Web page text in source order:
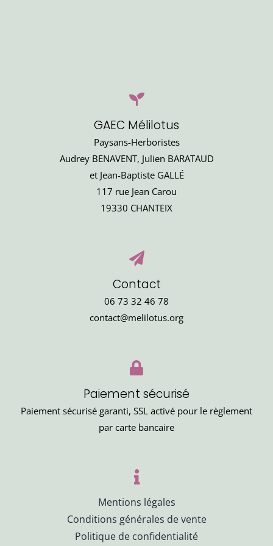
GAEC Mélilotus
Paysans-Herboristes
Audrey BENAVENT, Julien BARATAUD
et Jean-Baptiste GALLÉ
117 rue Jean Carou
19330 CHANTEIX
Contact
06 73 32 46 78
contact@melilotus.org
Paiement sécurisé
Paiement sécurisé garanti, SSL activé pour le règlement
par carte bancaire
Mentions légales
Conditions générales de vente
Politique de confidentialité